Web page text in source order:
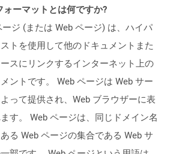
ォーマットとは何ですか?
ージ (または Web ページ) は、ハイパ
トを使用して他のドキュメントまた
スにリンクするインターネット上の
メントです。 Web ページは Web サー
って提供され、Web ブラウザーに表
す。 Web ページは、同じドメイン名
る Web ページの集合である Web サ